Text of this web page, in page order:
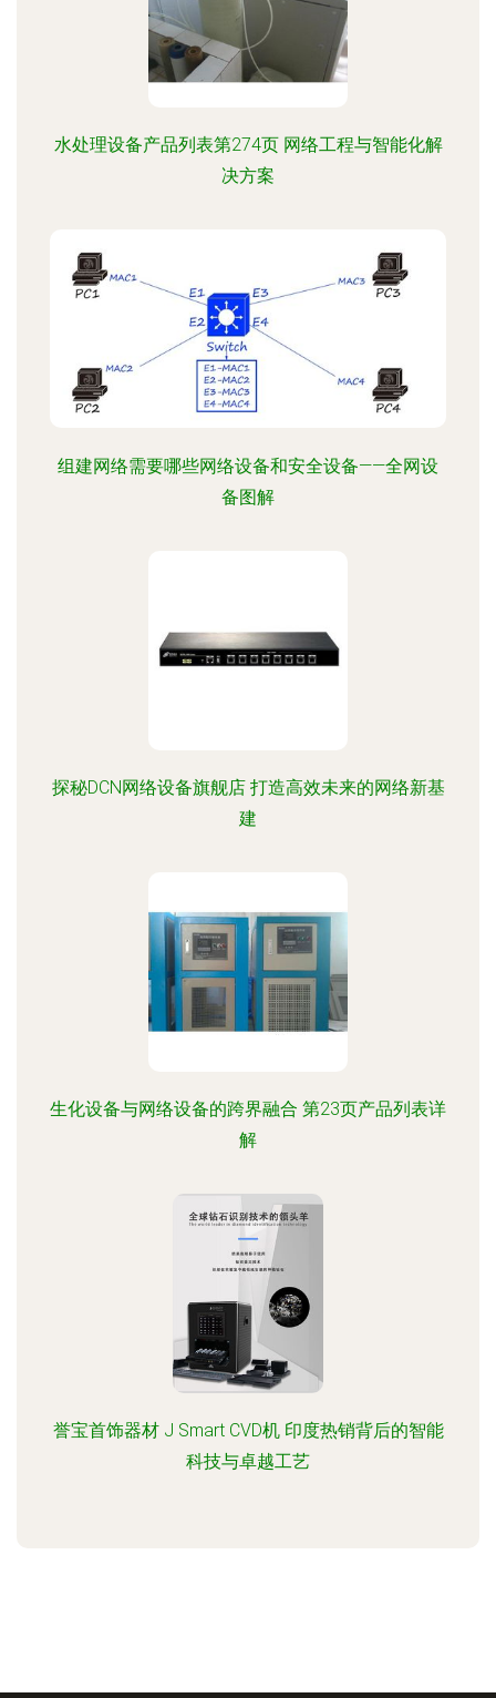
水处理设备产品列表第274页 网络工程与智能化解
决方案
组建网络需要哪些网络设备和安全设备——全网设
备图解
探秘DCN网络设备旗舰店 打造高效未来的网络新基
建
生化设备与网络设备的跨界融合 第23页产品列表详
解
誉宝首饰器材 J Smart CVD机 印度热销背后的智能
科技与卓越工艺